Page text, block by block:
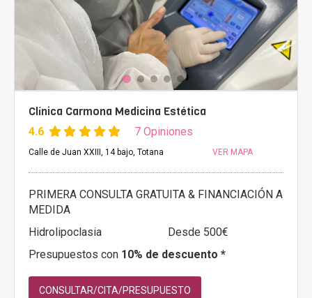
Clínica Carmona Medicina Estética
4.6 7 Opiniones
Calle de Juan XXIII, 14 bajo, Totana VER MAPA
PRIMERA CONSULTA GRATUITA & FINANCIACIÓN A
MEDIDA
Hidrolipoclasia
Desde 500€
Presupuestos con 10% de descuento *
CONSULTAR/CITA/PRESUPUESTO